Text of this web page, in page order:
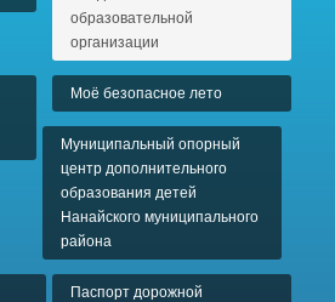
образовательной
организации
Моё безопасное лето
Муниципальный опорный
центр дополнительного
образования детей
Нанайского муниципального
района
Паспорт дорожной